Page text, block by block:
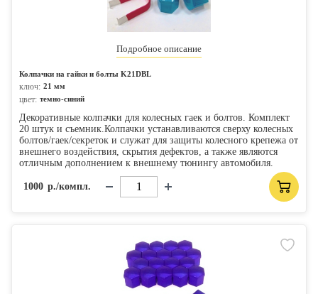
Подробное описание
Колпачки на гайки и болты K21DBL
ключ: 21 мм
цвет: темно-синий
Декоративные колпачки для колесных гаек и болтов. Комплект
20 штук и съемник.Колпачки устанавливаются сверху колесных
болтов/гаек/секреток и служат для защиты колесного крепежа от
внешнего воздействия, скрытия дефектов, а также являются
отличным дополнением к внешнему тюнингу автомобиля.
1000 р./компл.